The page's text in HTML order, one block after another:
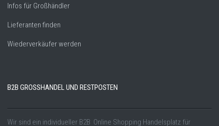
Infos für Großhändler
Lieferanten finden
Wiederverkäufer werden
B2B GROSSHANDEL UND RESTPOSTEN
Wir sind ein individueller B2B Online Shopping Handelsplatz für